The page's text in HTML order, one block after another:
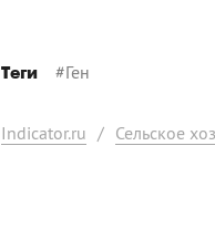
Теги #Ген
Indicator.ru / Сельское